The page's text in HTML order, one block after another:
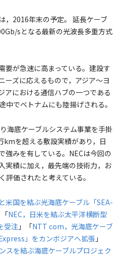
，2016年末の予定。 延長ケーブ
sとなる最新の光波長多重方式
要が急速に高まっている。建設す
ーズに応えるもので，アジア～ヨ
アにおける通信ハブの一つである
でベトナムにも陸揚げされる。
海底ケーブルシステム事業を手掛
kmを超える敷設実績があり，日
強みを有している。NECは今回の
実績に加え，最先端の技術力，お
評価されたと考えている。
米国を結ぶ光海底ケーブル「SEA-
「NEC，日米を結ぶ太平洋横断型
受注 」「NTT com，光海底ケーブ
」をカンボジアへ拡張 」
スを結ぶ海底ケーブルプロジェク